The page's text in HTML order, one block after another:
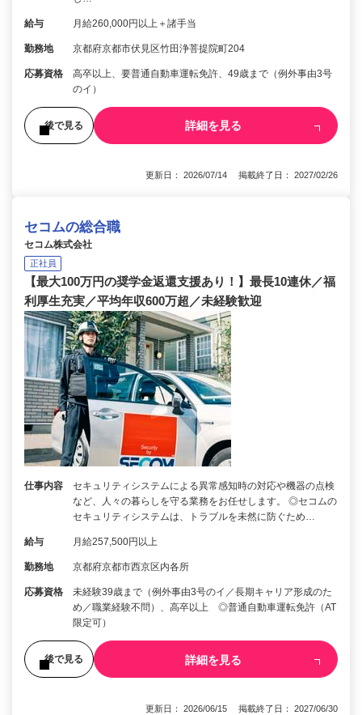
給与 月給260,000円以上＋諸手当
勤務地 京都府京都市伏見区竹田浄菩提院町204
応募資格
高卒以上、要普通自動車運転免許、49歳まで（例外事由3号
のイ）
後で見る 詳細を見る
更新日： 2026/07/14 掲載終了日： 2027/02/26
セコムの総合職
セコム株式会社
正社員
【最大100万円の奨学金返還支援あり！】最長10連休／福
利厚生充実／平均年収600万超／未経験歓迎
仕事内容
セキュリティシステムによる異常感知時の対応や機器の点検
など、人々の暮らしを守る業務をお任せします。 ◎セコムの
セキュリティシステムは、トラブルを未然に防ぐため…
給与 月給257,500円以上
勤務地 京都府京都市西京区内各所
応募資格
未経験39歳まで（例外事由3号のイ／長期キャリア形成のた
め／職業経験不問）、高卒以上 ◎普通自動車運転免許（AT
限定可）
後で見る 詳細を見る
更新日： 2026/06/15 掲載終了日： 2027/06/30